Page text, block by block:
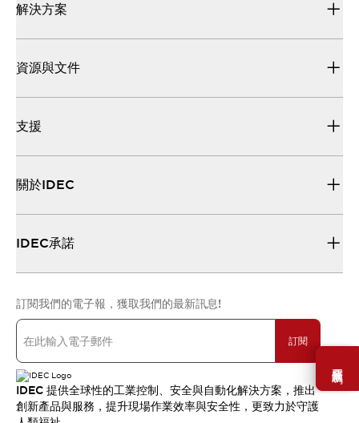
需要幫助嗎？
解決方案
資源與文件
支援
關於IDEC
IDEC承諾
訂閱我們的電子報，獲取我們的最新訊息!
訂閱
IDEC 提供全球性的工業控制、安全與自動化解決方案，推出
創新產品與服務，提升現場作業效率與安全性，更致力於守護